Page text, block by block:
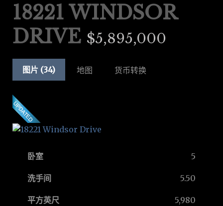
18221 WINDSOR
DRIVE $5,895,000
图片 (34) 地图 货币转换
卧室 5
洗手间 5.50
平方英尺 5,980